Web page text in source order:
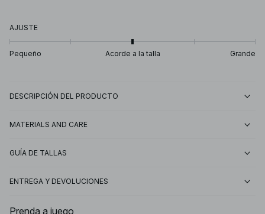
AJUSTE
Pequeño Acorde a la talla Grande
DESCRIPCIÓN DEL PRODUCTO
MATERIALS AND CARE
GUÍA DE TALLAS
ENTREGA Y DEVOLUCIONES
Prenda a juego